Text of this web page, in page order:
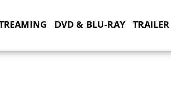
DVD & BLU-RAY TRAILER